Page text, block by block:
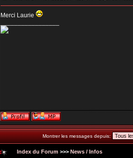
Merci Laurie
_________________
Montrer les messages depuis:
Index du Forum >>> News / Infos